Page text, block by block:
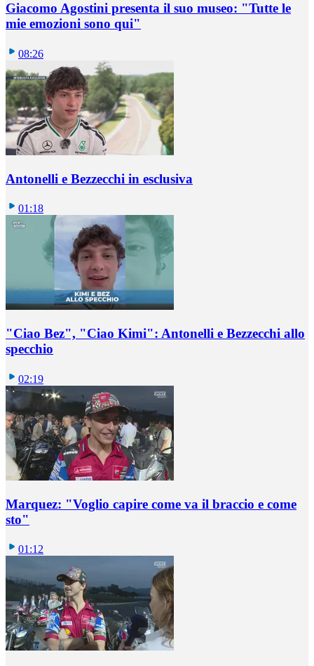
Giacomo Agostini presenta il suo museo: "Tutte le
mie emozioni sono qui"
08:26
Antonelli e Bezzecchi in esclusiva
01:18
"Ciao Bez", "Ciao Kimi": Antonelli e Bezzecchi allo
specchio
02:19
Marquez: "Voglio capire come va il braccio e come
sto"
01:12